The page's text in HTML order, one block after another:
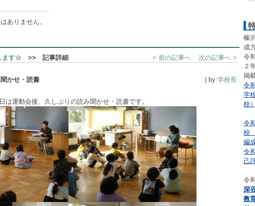
ありません。
ます☆ >> 記事詳細 < 前の記事へ 次の記事へ >
かせ・読書 | by:学校長
は運動会後、久しぶりの読み聞かせ・読書です。
榛
成
令
２
掲
令
学
校
令
校
編
令
己
令
深
教